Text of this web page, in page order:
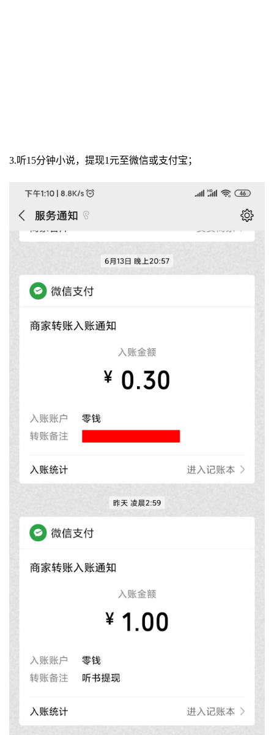
3.听15分钟小说，提现1元至微信或支付宝；